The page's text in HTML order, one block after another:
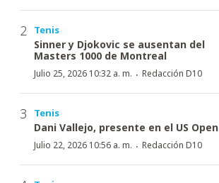
Tenis
Sinner y Djokovic se ausentan del
Masters 1000 de Montreal
Julio 25, 2026 10:32 a. m. · Redacción D10
Tenis
Dani Vallejo, presente en el US Open
Julio 22, 2026 10:56 a. m. · Redacción D10